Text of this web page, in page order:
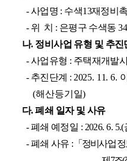
- 사업명 : 수색13재정비
- 위 치 : 은평구 수색동
나. 정비사업 유형 및 추진
- 사업유형 : 주택재개발
- 추진단계 : 2025. 11. 6.
(해산등기일)
다. 폐쇄 일자 및 사유
- 폐쇄 예정일 : 2026. 6. 5.(
- 폐쇄 사유 : 「정비사업